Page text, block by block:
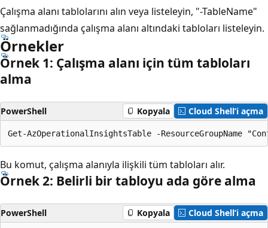
Çalışma alanı tablolarını alın veya listeleyin, "-TableName"
sağlanmadığında çalışma alanı altındaki tabloları listeleyin.
Örnekler
Örnek 1: Çalışma alanı için tüm tabloları
alma
PowerShell Kopyala Cloud Shell’i açma
Bu komut, çalışma alanıyla ilişkili tüm tabloları alır.
Örnek 2: Belirli bir tabloyu ada göre alma
PowerShell Kopyala Cloud Shell’i açma